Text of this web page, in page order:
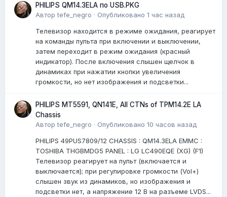
PHILIPS QM14.3ELA по USB.PKG
Авторtefe_negro · Опубликовано 1 час назад
Телевизор находится в режиме ожидания, реагирует
на команды пульта при включении и выключении,
затем переходит в режим ожидания (красный
индикатор). После включения слышен щелчок в
динамиках при нажатии кнопки увеличения
громкости, но нет изображения и подсветки...
PHILIPS MT5591, QN141E, All CTNs of TPM14.2E LA
Chassis
Авторtefe_negro · Опубликовано 10 часов назад
PHILIPS 49PUS7809/12 CHASSIS : QM14.3ELA EMMC :
TOSHIBA THGBMDG5 PANEL : LG LC490EQE (XG) (F1)
Телевизор реагирует на пульт (включается и
выключается); при регулировке громкости (Vol+)
слышен звук из динамиков, но изображения и
подсветки нет, а напряжение 12 В на разъеме LVDS...